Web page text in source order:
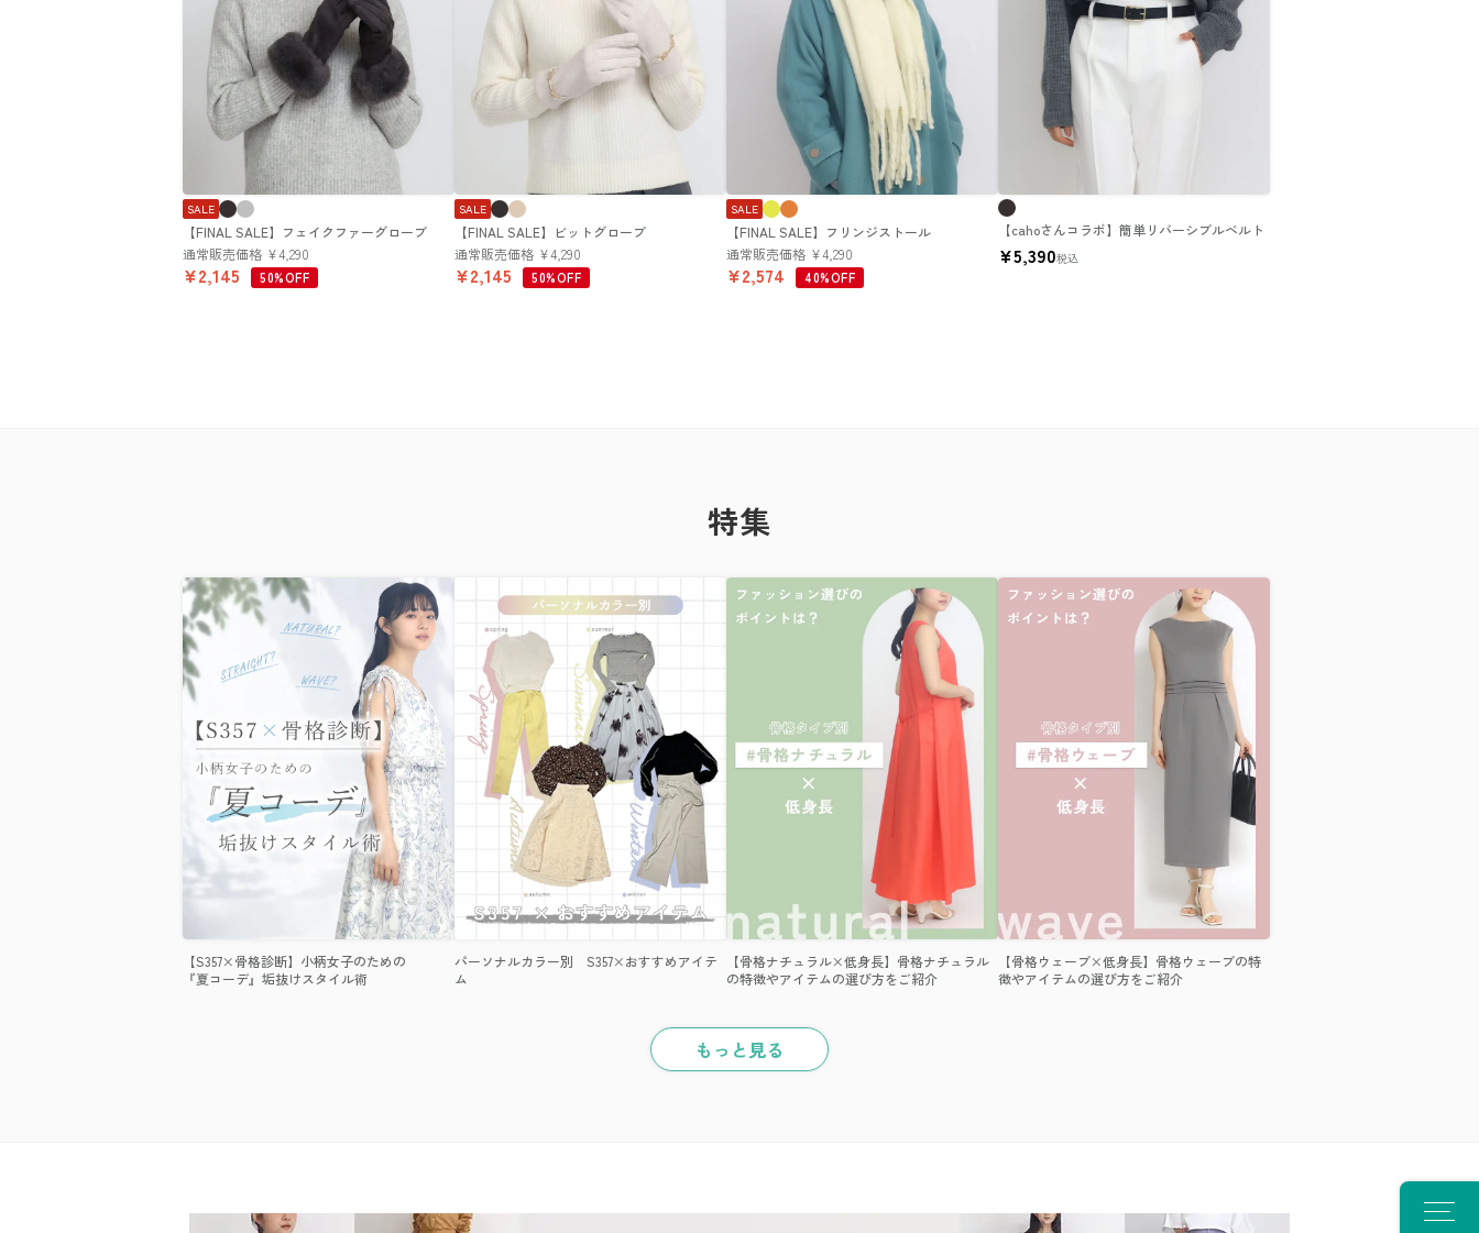
【FINAL SALE】フェイクファーグローブ
SALE
通常販売価格 ¥4,290
¥2,145 50%OFF
【FINAL SALE】ビットグローブ
SALE
通常販売価格 ¥4,290
¥2,145 50%OFF
【FINAL SALE】フリンジストール
SALE
通常販売価格 ¥4,290
¥2,574 40%OFF
【cahoさんコラボ】簡単リバーシブルベルト
¥5,390税込
特集
【S357×骨格診断】小柄女子のための
『夏コーデ』垢抜けスタイル術
パーソナルカラー別 S357×おすすめアイテ
ム
【骨格ナチュラル×低身長】骨格ナチュラル
の特徴やアイテムの選び方をご紹介
【骨格ウェーブ×低身長】骨格ウェーブの特
徴やアイテムの選び方をご紹介
もっと見る